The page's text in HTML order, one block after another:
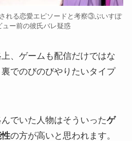
れる恋愛エピソードと考察③ぶいすぽ
ュー前の彼氏バレ疑惑
、ゲームも配信だけではな
裏でのびのびやりたいタイプ
でいた人物はそういったゲ
の方が高いと思われます。